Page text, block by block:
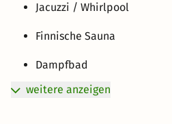
Jacuzzi / Whirlpool
Finnische Sauna
Dampfbad
weitere anzeigen